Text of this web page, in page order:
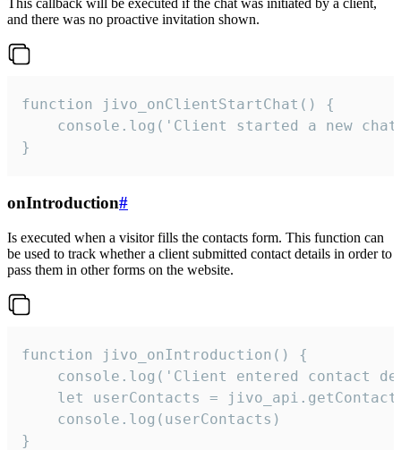
This callback will be executed if the chat was initiated by a client,
and there was no proactive invitation shown.
function jivo_onClientStartChat() {
console.log('Client started a new
}
onIntroduction#
Is executed when a visitor fills the contacts form. This function can
be used to track whether a client submitted contact details in order to
pass them in other forms on the website.
function jivo_onIntroduction() {
console.log('Client entered contact
let userContacts =
    console.log(userContacts)
}